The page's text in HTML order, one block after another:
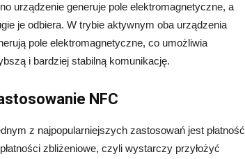
urządzenie generuje pole elektromagnetyczne, a
je odbiera. W trybie aktywnym oba urządzenia
pole elektromagnetyczne, co umożliwia
i bardziej stabilną komunikację.
NFC
z najpopularniejszych zastosowań jest płatność
zbliżeniowe, czyli wystarczy przyłożyć